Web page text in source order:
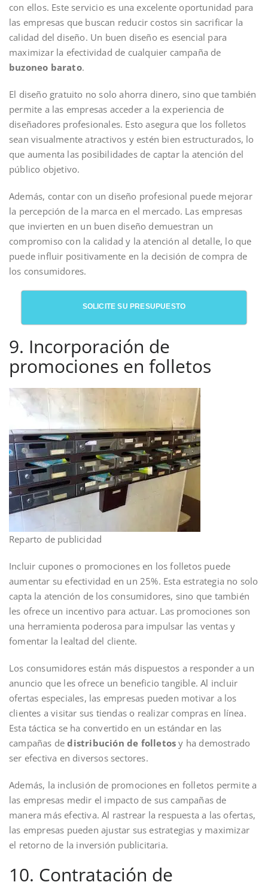
con ellos. Este servicio es una excelente oportunidad para
las empresas que buscan reducir costos sin sacrificar la
calidad del diseño. Un buen diseño es esencial para
maximizar la efectividad de cualquier campaña de
buzoneo barato.
El diseño gratuito no solo ahorra dinero, sino que también
permite a las empresas acceder a la experiencia de
diseñadores profesionales. Esto asegura que los folletos
sean visualmente atractivos y estén bien estructurados, lo
que aumenta las posibilidades de captar la atención del
público objetivo.
Además, contar con un diseño profesional puede mejorar
la percepción de la marca en el mercado. Las empresas
que invierten en un buen diseño demuestran un
compromiso con la calidad y la atención al detalle, lo que
puede influir positivamente en la decisión de compra de
los consumidores.
SOLICITE SU PRESUPUESTO
9. Incorporación de
promociones en folletos
Reparto de publicidad
Incluir cupones o promociones en los folletos puede
aumentar su efectividad en un 25%. Esta estrategia no solo
capta la atención de los consumidores, sino que también
les ofrece un incentivo para actuar. Las promociones son
una herramienta poderosa para impulsar las ventas y
fomentar la lealtad del cliente.
Los consumidores están más dispuestos a responder a un
anuncio que les ofrece un beneficio tangible. Al incluir
ofertas especiales, las empresas pueden motivar a los
clientes a visitar sus tiendas o realizar compras en línea.
Esta táctica se ha convertido en un estándar en las
campañas dedistribución de folletos y ha demostrado
ser efectiva en diversos sectores.
Además, la inclusión de promociones en folletos permite a
las empresas medir el impacto de sus campañas de
manera más efectiva. Al rastrear la respuesta a las ofertas,
las empresas pueden ajustar sus estrategias y maximizar
el retorno de la inversión publicitaria.
10. Contratación de